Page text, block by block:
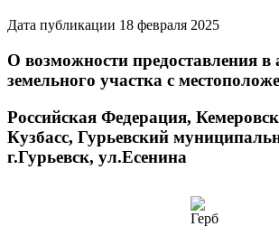
Дата публикации 18 февраля 2025
О возможности предоставления в
земельного участка с
Российская Федерация,
Кузбасс, Гурьевский
г.Гурьевск, ул.Есенина